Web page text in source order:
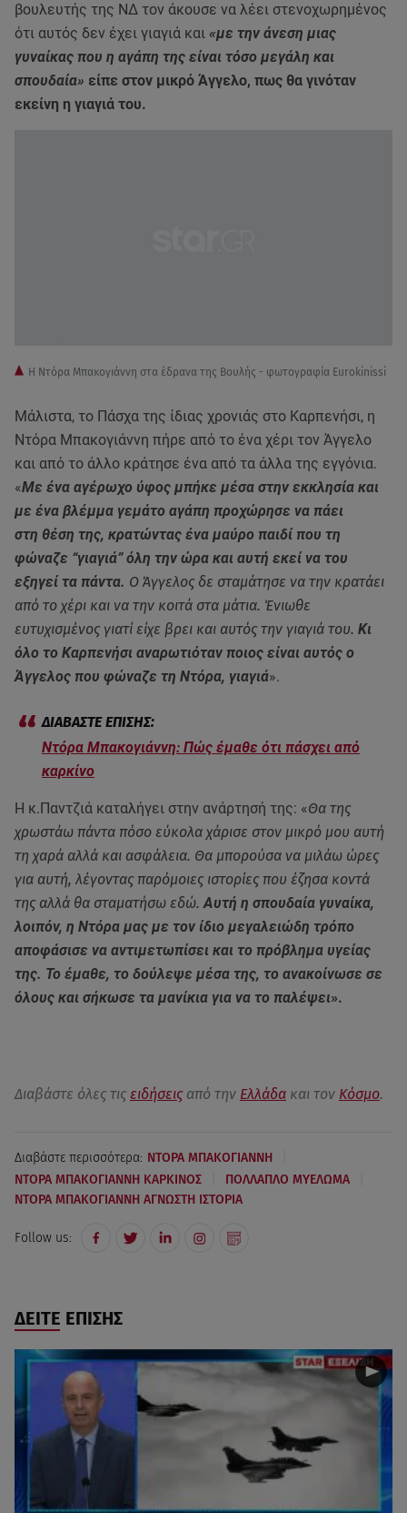
βουλευτής της ΝΔ τον άκουσε να λέει στενοχωρημένος
ότι αυτός δεν έχει γιαγιά και «με την άνεση μιας
γυναίκας που η αγάπη της είναι τόσο μεγάλη και
σπουδαία» είπε στον μικρό Άγγελο, πως θα γινόταν
εκείνη η γιαγιά του.
Η Ντόρα Μπακογιάννη στα έδρανα της Βουλής - φωτογραφία Eurokinissi
Μάλιστα, το Πάσχα της ίδιας χρονιάς στο Καρπενήσι, η
Ντόρα Μπακογιάννη πήρε από το ένα χέρι τον Άγγελο
και από το άλλο κράτησε ένα από τα άλλα της εγγόνια.
«Με ένα αγέρωχο ύφος μπήκε μέσα στην εκκλησία και
με ένα βλέμμα γεμάτο αγάπη προχώρησε να πάει
στη θέση της, κρατώντας ένα μαύρο παιδί που τη
φώναζε “γιαγιά” όλη την ώρα και αυτή εκεί να του
εξηγεί τα πάντα. Ο Άγγελος δε σταμάτησε να την κρατάει
από το χέρι και να την κοιτά στα μάτια. Ένιωθε
ευτυχισμένος γιατί είχε βρει και αυτός την γιαγιά του. Κι
όλο το Καρπενήσι αναρωτιόταν ποιος είναι αυτός ο
Άγγελος που φώναζε τη Ντόρα, γιαγιά».
Ντόρα Μπακογιάννη: Πώς έμαθε ότι πάσχει από
καρκίνο
Η κ.Παντζιά καταλήγει στην ανάρτησή της: «Θα της
χρωστάω πάντα πόσο εύκολα χάρισε στον μικρό μου αυτή
τη χαρά αλλά και ασφάλεια. Θα μπορούσα να μιλάω ώρες
για αυτή, λέγοντας παρόμοιες ιστορίες που έζησα κοντά
της αλλά θα σταματήσω εδώ.Αυτή η σπουδαία γυναίκα,
λοιπόν, η Ντόρα μας με τον ίδιο μεγαλειώδη τρόπο
αποφάσισε να αντιμετωπίσει και το πρόβλημα υγείας
της. Το έμαθε, το δούλεψε μέσα της, το ανακοίνωσε σε
όλους και σήκωσε τα μανίκια για να το παλέψει».
Διαβάστε όλες τις ειδήσεις από την Ελλάδα και τον Κόσμο.
Διαβάστε περισσότερα: ΝΤΟΡΑ ΜΠΑΚΟΓΙΑΝΝΗ
ΝΤΟΡΑ ΜΠΑΚΟΓΙΑΝΝΗ ΚΑΡΚΙΝΟΣ ΠΟΛΛΑΠΛΟ ΜΥΕΛΩΜΑ
ΝΤΟΡΑ ΜΠΑΚΟΓΙΑΝΝΗ ΑΓΝΩΣΤΗ ΙΣΤΟΡΙΑ
Follow us:
ΔΕΙΤΕ ΕΠΙΣΗΣ